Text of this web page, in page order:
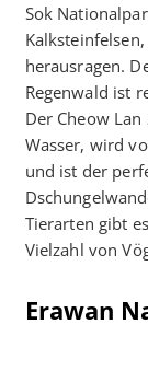
Sok
herausragen.
Regenwald ist
Der Cheow
Wasser, wird
und ist der
Tierarten gibt
Vielzahl von
Erawan